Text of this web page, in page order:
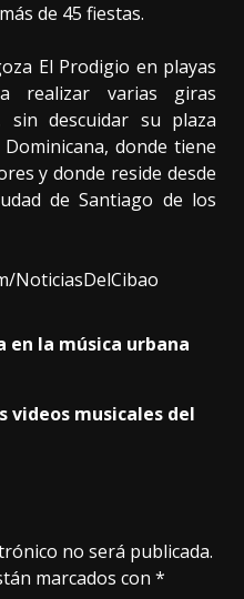
de 45 fiestas.
El Prodigio en playas
realizar varias giras
sin descuidar su plaza
donde tiene
y donde reside desde
de Santiago de los
NoticiasDelCibao
en la música urbana
videos musicales del
no será publicada.
marcados con *